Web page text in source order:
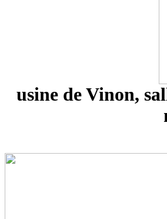
usine de Vinon,